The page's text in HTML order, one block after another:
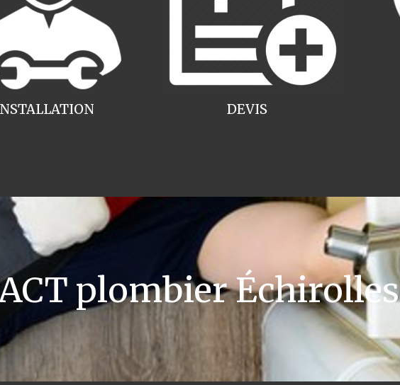
DEVIS
plombier Échirolles